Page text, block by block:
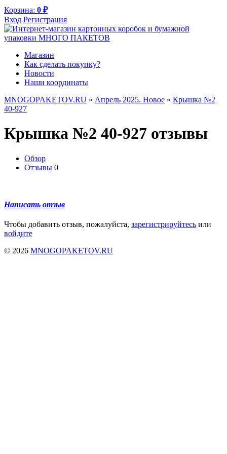
Корзина: 0 ₽
Вход Регистрация
Магазин
Как сделать покупку?
Новости
Наши координаты
MNOGOPAKETOV.RU » Апрель 2025. Новое » Крышка №2
40-927
Крышка №2 40-927 отзывы
Обзор
Отзывы 0
Написать отзыв
Чтобы добавить отзыв, пожалуйста, зарегистрируйтесь или
войдите
© 2026 MNOGOPAKETOV.RU